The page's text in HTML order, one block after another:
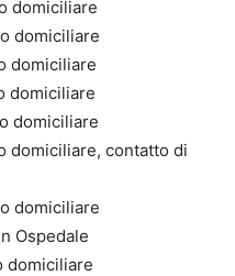
domiciliare
domiciliare
domiciliare
domiciliare
domiciliare
domiciliare, contatto di
domiciliare
Ospedale
domiciliare